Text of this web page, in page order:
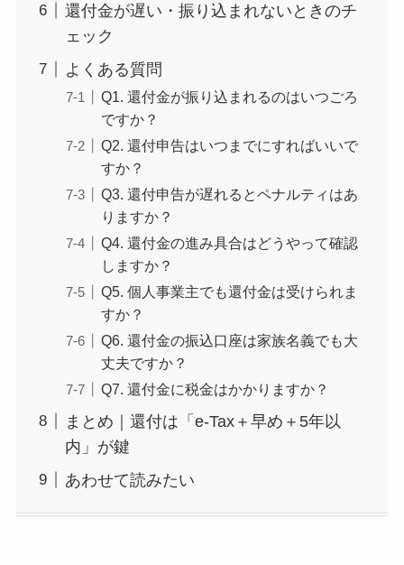
還付金が遅い・振り込まれないときのチ
ェック
よくある質問
Q1. 還付金が振り込まれるのはいつごろ
ですか？
Q2. 還付申告はいつまでにすればいいで
すか？
Q3. 還付申告が遅れるとペナルティはあ
りますか？
Q4. 還付金の進み具合はどうやって確認
しますか？
Q5. 個人事業主でも還付金は受けられま
すか？
Q6. 還付金の振込口座は家族名義でも大
丈夫ですか？
Q7. 還付金に税金はかかりますか？
まとめ｜還付は「e-Tax＋早め＋5年以
内」が鍵
あわせて読みたい